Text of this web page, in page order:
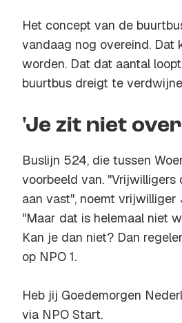
Het concept van de
vandaag nog overeind. Dat
worden. Dat dat aantal
buurtbus dreigt te
'Je zit niet
Buslijn 524, die tussen
voorbeeld van.
aan vast", noemt vrijwilliger
"Maar dat is helemaal niet
Kan je dan niet? Dan
op NPO 1.
Heb jij Goedemorgen
via NPO Start.